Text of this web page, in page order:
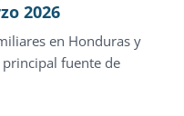
2026
en Honduras y
principal fuente de